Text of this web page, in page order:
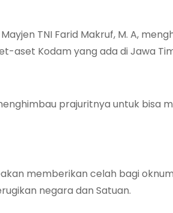
TNI Farid Makruf, M. A,
aset Kodam yang ada di Jawa
prajuritnya untuk bisa
memberikan celah bagi
negara dan Satuan.